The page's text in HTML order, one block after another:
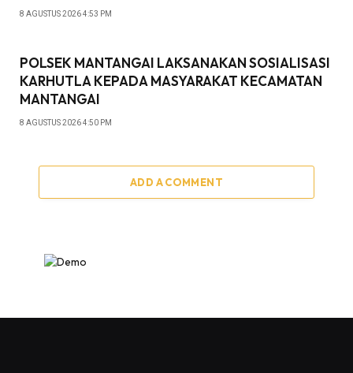
8 AGUSTUS 2026 4:53 PM
POLSEK MANTANGAI LAKSANAKAN SOSIALISASI
KARHUTLA KEPADA MASYARAKAT KECAMATAN
MANTANGAI
8 AGUSTUS 2026 4:50 PM
ADD A COMMENT